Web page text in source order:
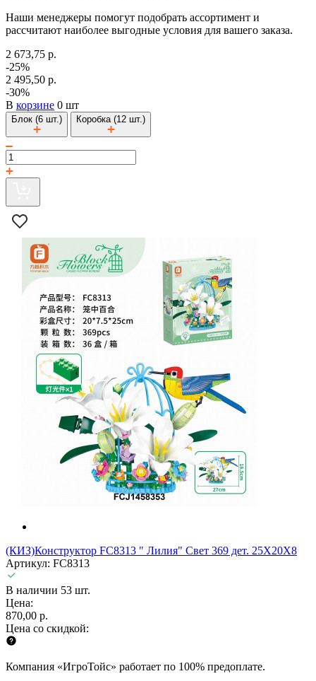
Наши менеджеры помогут подобрать ассортимент и
рассчитают наиболее выгодные условия для вашего заказа.
2 673,75 р.
-25%
2 495,50 р.
-30%
В корзине 0 шт
Блок (6 шт.) Коробка (12 шт.)
(КИЗ)Конструктор FC8313 " Лилия" Свет 369 дет. 25X20X8
Артикул: FC8313
В наличии 53 шт.
Цена:
870,00 р.
Цена со скидкой:
Компания «ИгроТойс» работает по 100% предоплате.